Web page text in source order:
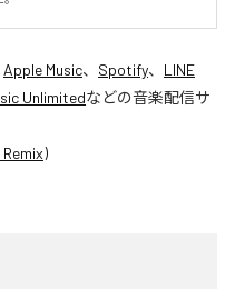
Apple Music、 Spotify、 LINE
Unlimitedなどの音楽配信サ
Remix)